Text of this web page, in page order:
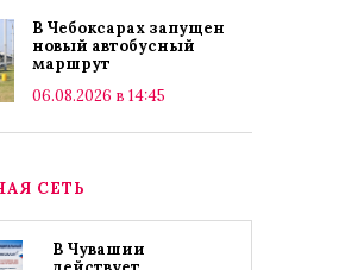
В Чебоксарах запущен
новый автобусный
маршрут
06.08.2026 в 14:45
СЕТЬ
В Чувашии